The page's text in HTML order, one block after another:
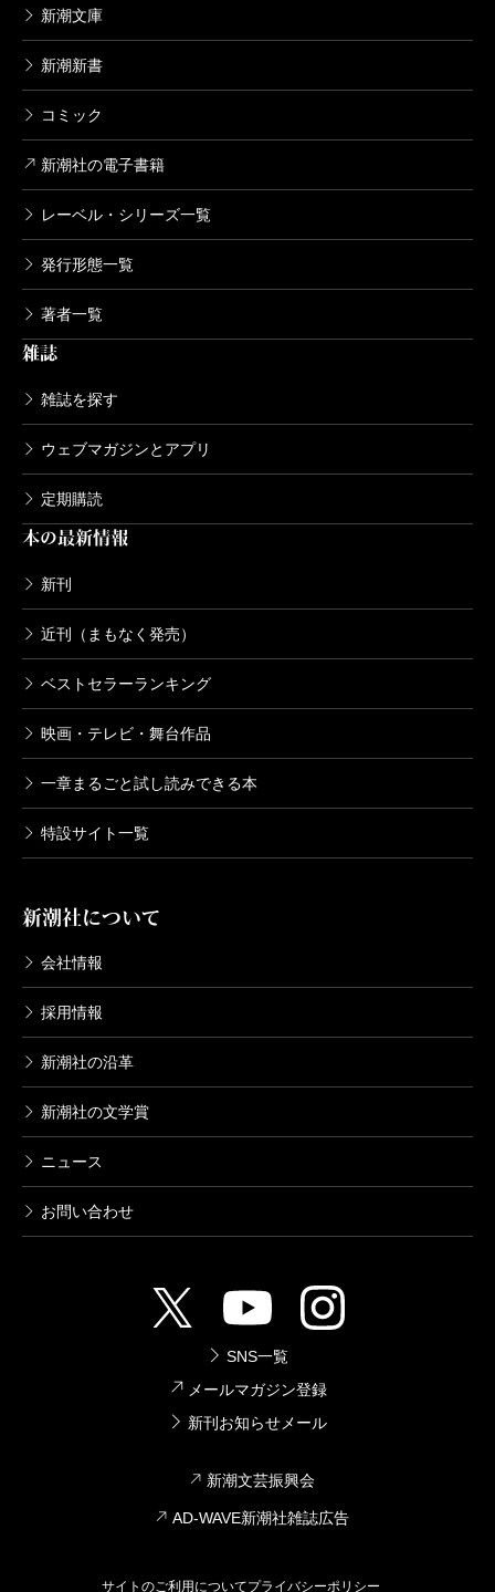
新潮文庫
新潮新書
コミック
新潮社の電子書籍
レーベル・シリーズ一覧
発行形態一覧
著者一覧
雑誌
雑誌を探す
ウェブマガジンとアプリ
定期購読
本の最新情報
新刊
近刊（まもなく発売）
ベストセラーランキング
映画・テレビ・舞台作品
一章まるごと試し読みできる本
特設サイト一覧
新潮社について
会社情報
採用情報
新潮社の沿革
新潮社の文学賞
ニュース
お問い合わせ
SNS一覧
メールマガジン登録
新刊お知らせメール
新潮文芸振興会
AD-WAVE新潮社雑誌広告
サイトのご利用についてプライバシーポリシー